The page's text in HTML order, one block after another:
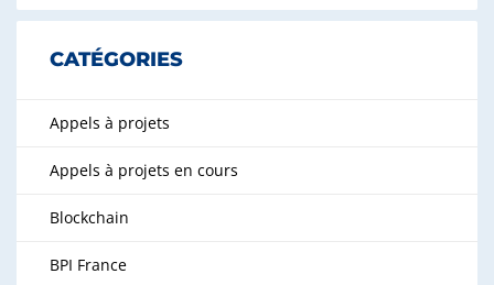
CATÉGORIES
Appels à projets
Appels à projets en cours
Blockchain
BPI France